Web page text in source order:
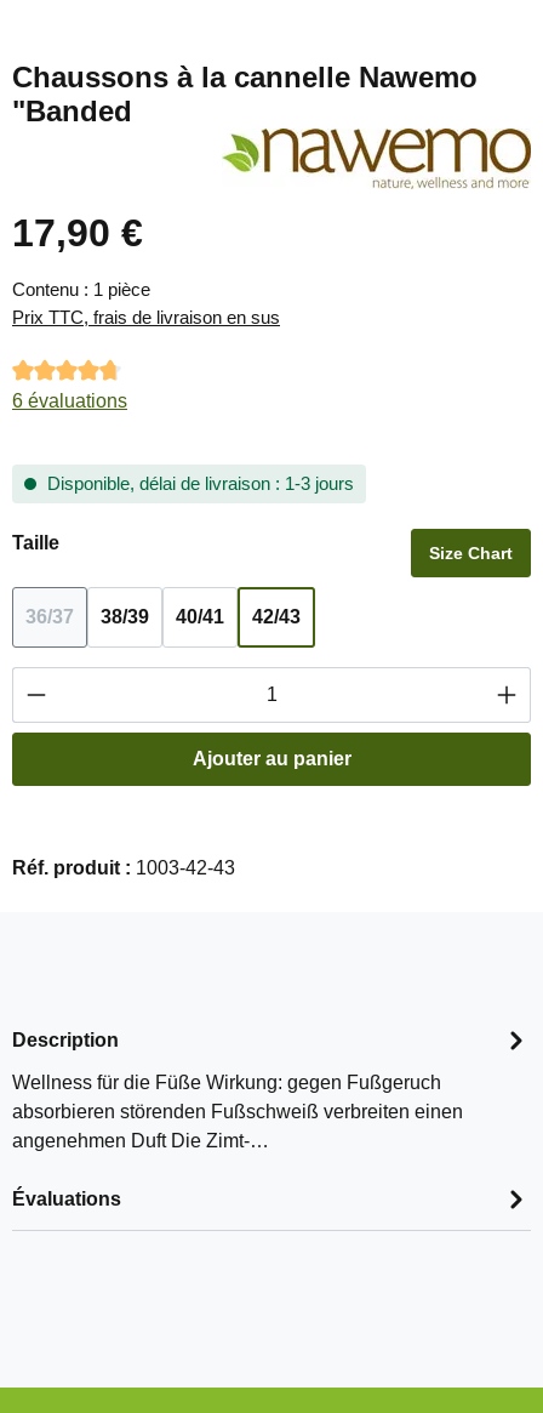
Chaussons à la cannelle Nawemo
"Banded
Prix régulier :
17,90 €
Contenu : 1 pièce
Prix TTC, frais de livraison en sus
Note moyenne de 4.83 sur 5 étoiles
6 évaluations
Disponible, délai de livraison : 1-3 jours
Sélectionnez
Taille Size Chart
36/37 38/39 40/41 42/43
Quantité de produit : Entrez la quantité
Ajouter au panier
Réf. produit : 1003-42-43
Description
Wellness für die Füße Wirkung: gegen Fußgeruch
absorbieren störenden Fußschweiß verbreiten einen
angenehmen Duft Die Zimt-…
Évaluations